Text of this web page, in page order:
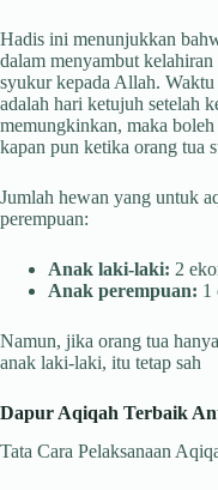
Hadis ini menunjukkan
dalam menyambut kelahiran
syukur kepada Allah.
adalah hari ketujuh setelah
memungkinkan, maka
kapan pun ketika orang tua
Jumlah hewan yang untuk
perempuan:
Anak laki-laki: 2
Anak perempuan: 1
Namun, jika orang tua
anak laki-laki, itu tetap sah
Dapur Aqiqah Terbaik
Tata Cara Pelaksanaan